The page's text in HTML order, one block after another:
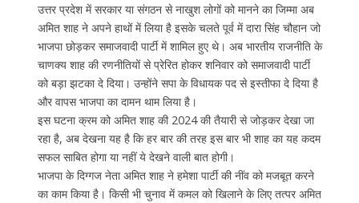
उत्तर प्रदेश में सरकार या संगठन से नाखुश लोगों को मानने का जिम्मा अब
अमित शाह ने अपने हाथों में लिया है इसके चलते पूर्व में दारा सिंह चौहान जो
भाजपा छोड़कर समाजवादी पार्टी में शामिल हुए थे। अब भारतीय राजनीति के
चाणक्य शाह की रणनीतियों से प्रेरित होकर शनिवार को समाजवादी पार्टी
को बड़ा झटका दे दिया। उन्होंने सपा के विधायक पद से इस्तीफा दे दिया है
और वापस भाजपा का दामन थाम लिया है।
इस घटना क्रम को अमित शाह की 2024 की तैयारी से जोड़कर देखा जा
रहा है, अब देखना यह है कि हर बार की तरह इस बार भी शाह का यह कदम
सफल साबित होगा या नहीं ये देखने वाली बात होगी।
भाजपा के दिग्गज नेता अमित शाह ने हमेशा पार्टी की नींव को मजबूत करने
का काम किया है। किसी भी चुनाव में कमल को खिलाने के लिए तत्पर अमित